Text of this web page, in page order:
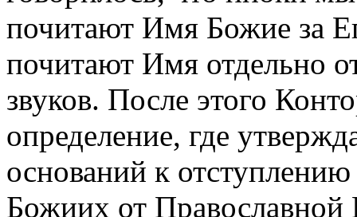
почитают Имя Божие за
почитают Имя отдельно
звуков. После этого
определение, где
оснований к
Божиих от Православной